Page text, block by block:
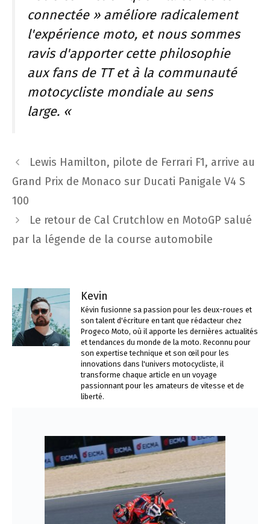
connectée » améliore radicalement
l'expérience moto, et nous sommes
ravis d'apporter cette philosophie
aux fans de TT et à la communauté
motocycliste mondiale au sens
large. «
Navigation
des
Lewis Hamilton, pilote de Ferrari F1, arrive au
Grand Prix de Monaco sur Ducati Panigale V4 S
100
Le retour de Cal Crutchlow en MotoGP salué
par la légende de la course automobile
Kevin
Kévin fusionne sa passion pour les deux-roues et
son talent d'écriture en tant que rédacteur chez
Progeco Moto, où il apporte les dernières actualités
et tendances du monde de la moto. Reconnu pour
son expertise technique et son œil pour les
innovations dans l'univers motocycliste, il
transforme chaque article en un voyage
passionnant pour les amateurs de vitesse et de
liberté.